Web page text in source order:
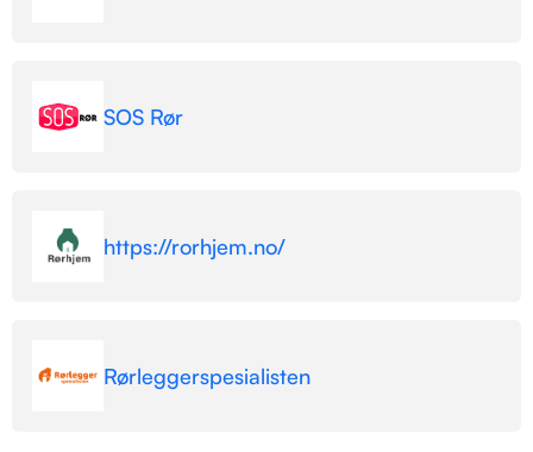
SOS Rør
https://rorhjem.no/
Rørleggerspesialisten